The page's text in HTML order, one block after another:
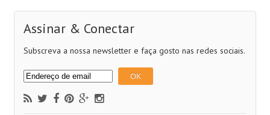
Assinar & Conectar
Subscreva a nossa newsletter e faça gosto nas redes sociais.